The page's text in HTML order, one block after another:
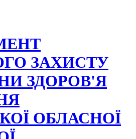
ЗАХИСТУ
ЗДОРОВ'Я
ОБЛАСНОЇ